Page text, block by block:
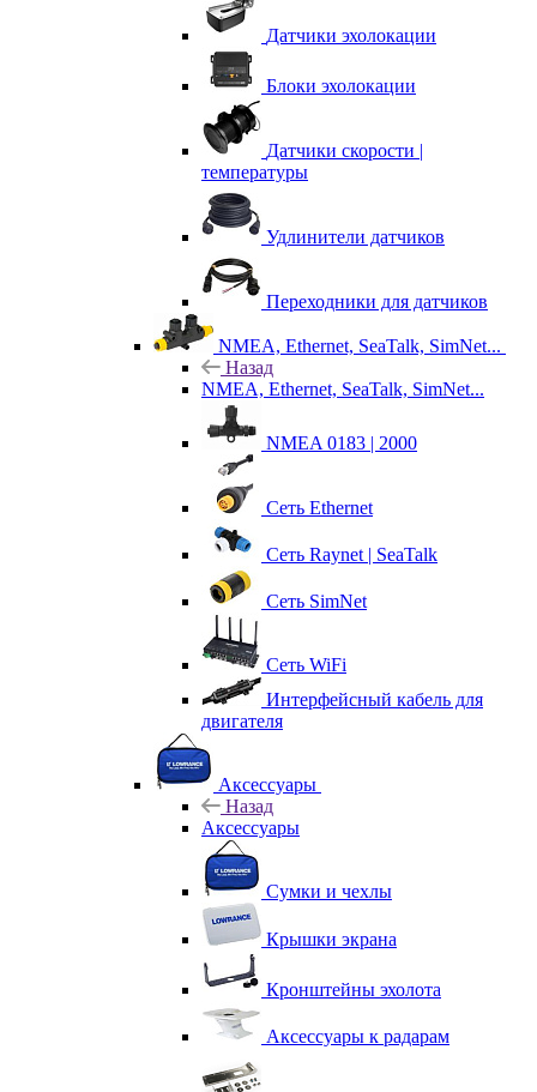
Датчики эхолокации
Блоки эхолокации
Датчики скорости |
температуры
Удлинители датчиков
Переходники для датчиков
NMEA, Ethernet, SeaTalk, SimNet...
Назад
NMEA, Ethernet, SeaTalk, SimNet...
NMEA 0183 | 2000
Сеть Ethernet
Сеть Raynet | SeaTalk
Сеть SimNet
Сеть WiFi
Интерфейсный кабель для
двигателя
Аксессуары
Назад
Аксессуары
Сумки и чехлы
Крышки экрана
Кронштейны эхолота
Аксессуары к радарам